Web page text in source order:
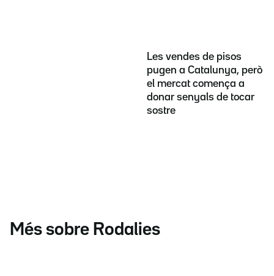
Les vendes de pisos
pugen a Catalunya, però
el mercat comença a
donar senyals de tocar
sostre
Més sobre Rodalies